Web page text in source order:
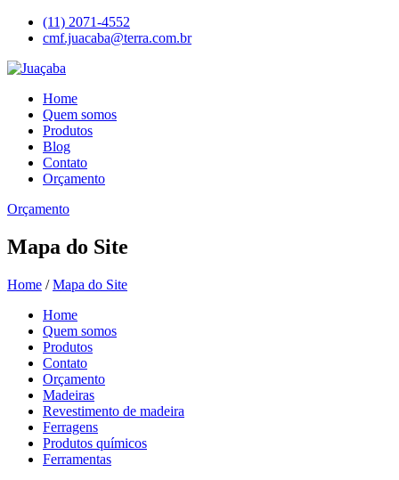
(11) 2071-4552
cmf.juacaba@terra.com.br
Home
Quem somos
Produtos
Blog
Contato
Orçamento
Orçamento
Mapa do Site
Home /Mapa do Site
Home
Quem somos
Produtos
Contato
Orçamento
Madeiras
Revestimento de madeira
Ferragens
Produtos químicos
Ferramentas